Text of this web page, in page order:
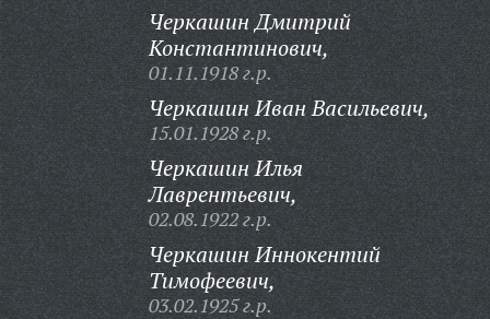
Черкашин Дмитрий
Константинович,
01.11.1918 г.р.
Черкашин Иван Васильевич,
15.01.1928 г.р.
Черкашин Илья
Лаврентьевич,
02.08.1922 г.р.
Черкашин Иннокентий
Тимофеевич,
03.02.1925 г.р.